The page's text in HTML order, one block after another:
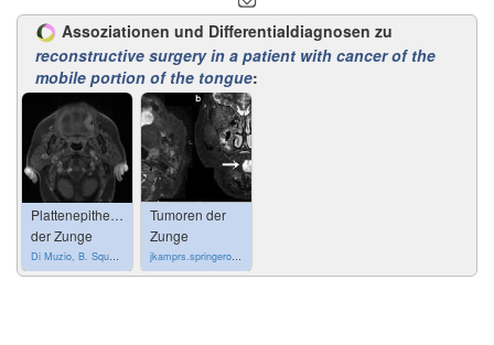
Siehe auch:
Plattenepithelkarzinom der Zunge
Plattenepithelkarzinom der Zunge
Tumoren der Zunge
Assoziationen und Differentialdiagnosen zu
reconstructive surgery in a patient with cancer of the
mobile portion of the tongue:
Plattenepithelkarzinom
der Zunge
Di Muzio, B. Squamous cell carcinoma of the tongue. Case study, Radiopaedia.org. (accessed on 06 Nov 2022) https://doi.org/10.53347/rID-35647
Tumoren der
Zunge
jkamprs.springeropen.com